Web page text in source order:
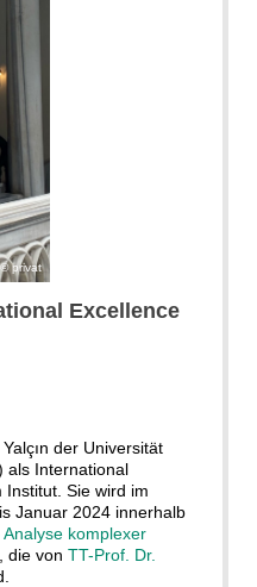
privat
Excellence
der Universität
als International
Institut. Sie wird im
Januar 2024 innerhalb
komplexer
die von TT-Prof. Dr.